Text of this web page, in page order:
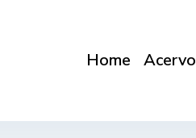
Home Acervo